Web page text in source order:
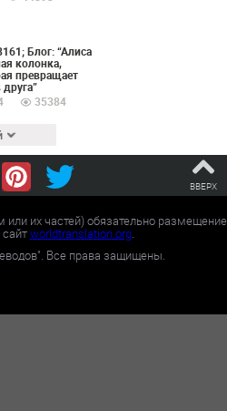
Блог: “Алиса
колонка,
превращает
35384
ВВЕРХ
или их частей) обязательно размещение
worldtranslation.org.
Все права защищены.